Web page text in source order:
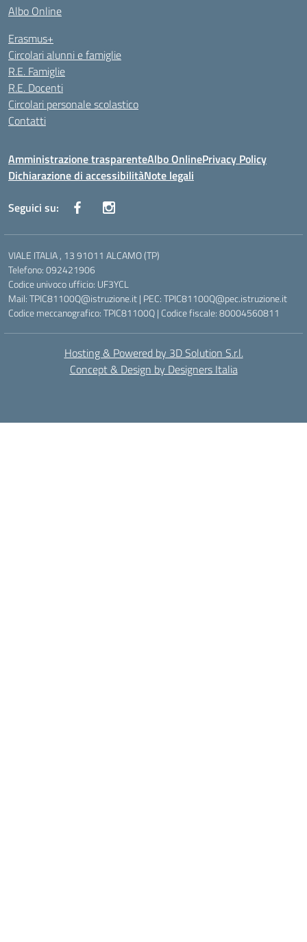
Albo Online
Erasmus+
Circolari alunni e famiglie
R.E. Famiglie
R.E. Docenti
Circolari personale scolastico
Contatti
Amministrazione trasparenteAlbo OnlinePrivacy Policy
Dichiarazione di accessibilitàNote legali
Seguici su:
VIALE ITALIA , 13 91011 ALCAMO (TP)
Telefono: 092421906
Codice univoco ufficio: UF3YCL
Mail: TPIC81100Q@istruzione.it | PEC: TPIC81100Q@pec.istruzione.it
Codice meccanografico: TPIC81100Q | Codice fiscale: 80004560811
Hosting & Powered by 3D Solution S.r.l.
Concept & Design by Designers Italia